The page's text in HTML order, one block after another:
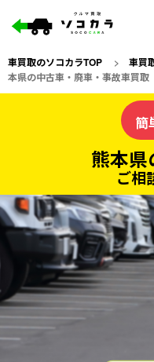
車買取のソコカラTOP > 車買
本県の中古車・廃車・事故車買取
の車買取
ソコカラの
電話か出張か、高い方の査定を
だから高価買取!
簡
熊本県
ご相
20秒で
無料で
ご依頼いただいた